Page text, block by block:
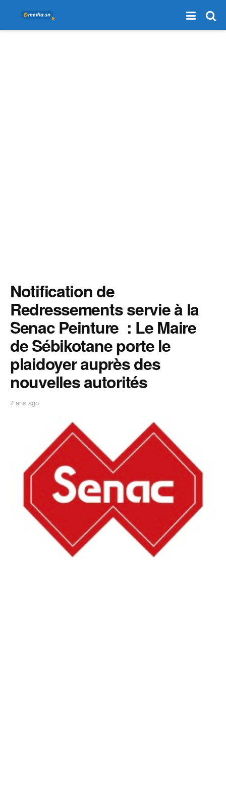
Notification de
Redressements servie à la
Senac Peinture : Le Maire
de Sébikotane porte le
plaidoyer auprès des
nouvelles autorités
2 ans ago